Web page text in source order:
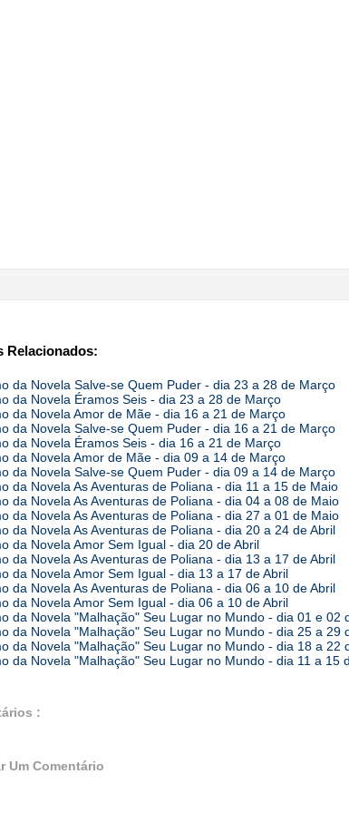
Relacionados:
da Novela Salve-se Quem Puder - dia 23 a 28 de Março
da Novela Éramos Seis - dia 23 a 28 de Março
da Novela Amor de Mãe - dia 16 a 21 de Março
da Novela Salve-se Quem Puder - dia 16 a 21 de Março
da Novela Éramos Seis - dia 16 a 21 de Março
da Novela Amor de Mãe - dia 09 a 14 de Março
da Novela Salve-se Quem Puder - dia 09 a 14 de Março
da Novela As Aventuras de Poliana - dia 11 a 15 de Maio
da Novela As Aventuras de Poliana - dia 04 a 08 de Maio
da Novela As Aventuras de Poliana - dia 27 a 01 de Maio
da Novela As Aventuras de Poliana - dia 20 a 24 de Abril
da Novela Amor Sem Igual - dia 20 de Abril
da Novela As Aventuras de Poliana - dia 13 a 17 de Abril
da Novela Amor Sem Igual - dia 13 a 17 de Abril
da Novela As Aventuras de Poliana - dia 06 a 10 de Abril
da Novela Amor Sem Igual - dia 06 a 10 de Abril
da Novela "Malhação" Seu Lugar no Mundo - dia 01 e 02
da Novela "Malhação" Seu Lugar no Mundo - dia 25 a 29
da Novela "Malhação" Seu Lugar no Mundo - dia 18 a 22
da Novela "Malhação" Seu Lugar no Mundo - dia 11 a 15
:
Um Comentário